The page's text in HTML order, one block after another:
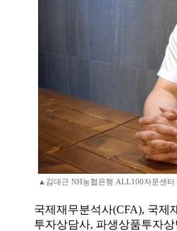
▲김대근 NH농협은행 ALL100자문센터
국제재무분석사(CFA), 국제
투자상담사, 파생상품투자